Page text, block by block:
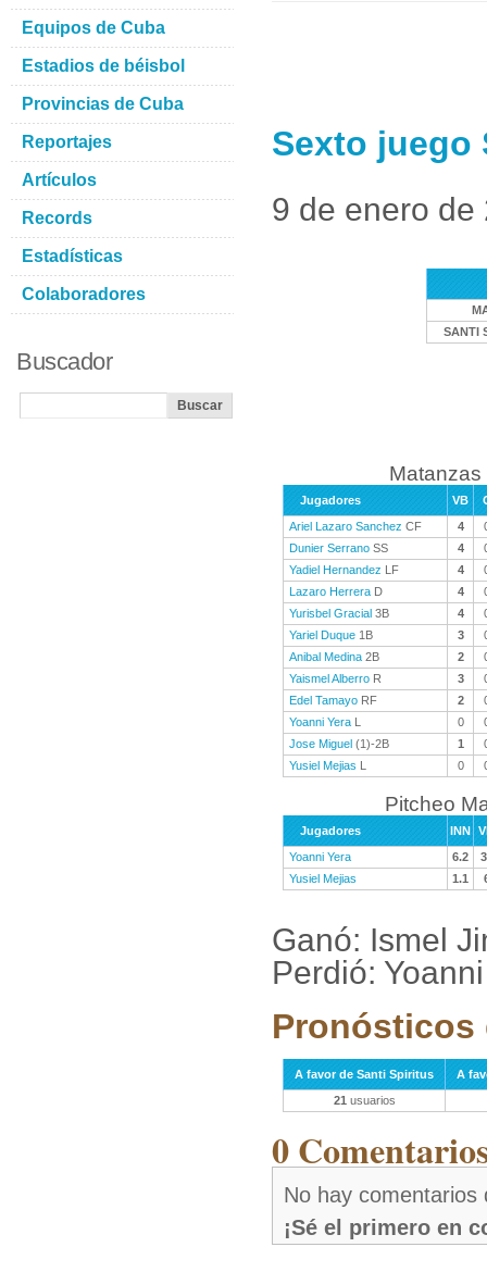
Sexto juego
9 de enero de
SANTI
Matanzas
Jugadores VB
Ariel Lazaro Sanchez CF 4
Dunier Serrano SS 4
Yadiel Hernandez LF 4
Lazaro Herrera D 4
Yurisbel Gracial 3B 4
Yariel Duque 1B 3
Anibal Medina 2B 2
Yaismel Alberro R 3
Edel Tamayo RF 2
Yoanni Yera L 0
Jose Miguel (1)-2B 1
Yusiel Mejias L 0
Pitcheo
Jugadores INN
Yoanni Yera
6.2
Yusiel Mejias
1.1
Ganó: Ismel
Perdió:
Pronósticos
A favor de Santi Spiritus
A
21 usuarios
0
No hay comentarios
¡Sé el primero en
Equipos de Cuba
Estadios de béisbol
Provincias de Cuba
Reportajes
Artículos
Records
Estadísticas
Colaboradores
Buscador